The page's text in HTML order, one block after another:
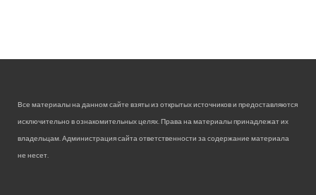
Все материалы на данном сайте взяты из открытых источников и предоставляются
исключительно в ознакомительных целях. Права на материалы принадлежат их
владельцам. Администрация сайта ответственности за содержание материала
не несет.